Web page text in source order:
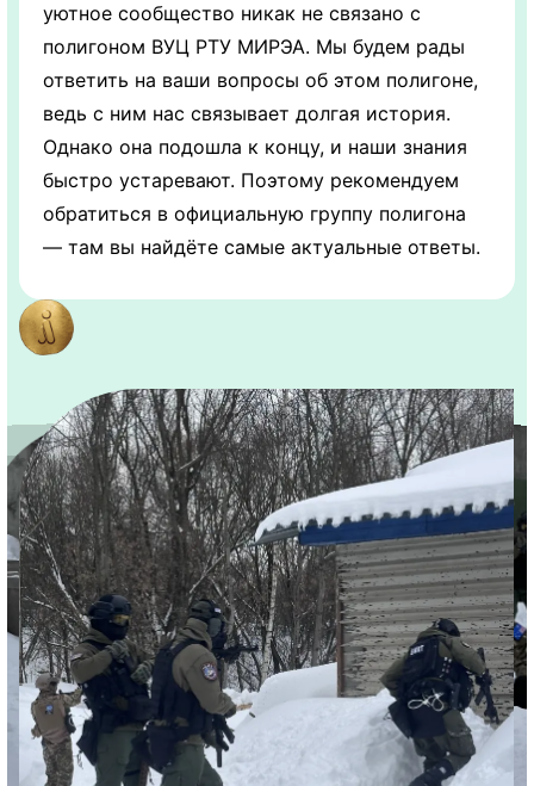
уютное сообщество никак не связано с
полигоном ВУЦ РТУ МИРЭА. Мы будем рады
ответить на ваши вопросы об этом полигоне,
ведь с ним нас связывает долгая история.
Однако она подошла к концу, и наши знания
быстро устаревают. Поэтому рекомендуем
обратиться в официальную группу полигона
— там вы найдёте самые актуальные ответы.